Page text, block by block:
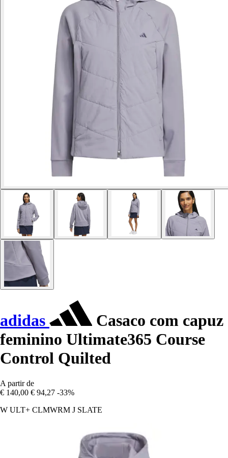
adidas
Casaco com capuz
feminino Ultimate365 Course
Control Quilted
A partir de
€ 140,00 € 94,27 -33%
W ULT+ CLMWRM J SLATE